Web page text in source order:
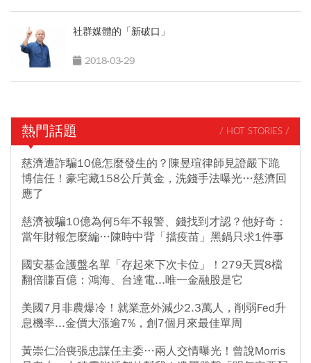
社群媒體的「新破口」
2018-03-29
熱門話題 / HOT STORIES /
慈濟遭詐騙10億怎麼發生的？陳昱瑄律師見證嚴下跪
博信任！豪宅藏158公斤黃金，洗錢手法曝光…慈濟回
應了
慈濟被騙10億為何5年不報警、錢找到才認？他好奇：
當年財報怎麼編…陳時中背「擋疫苗」黑鍋只求1件事
國安基金護盤名單「存起來下次卡位」！279天買8檔
翻倍賺百億：鴻海、台達電...唯一金融股是它
美國7月非農爆冷！就業意外減少2.3萬人，削弱Fed升
息機率...金價大漲逾7%，創7個月來最佳單周
黃崇仁治喪張忠謀任主委…兩人交情曝光！曾說Morris